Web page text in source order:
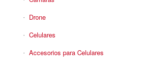
Drone
Celulares
Accesorios para Celulares